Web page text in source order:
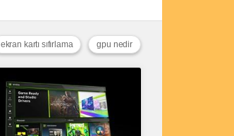
gpu nedir
ekran kartı sıfırlama